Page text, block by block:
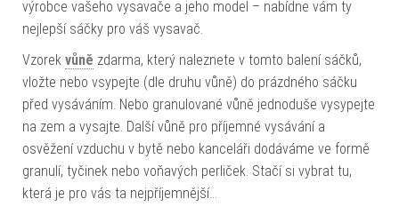
výrobce vašeho vysavače a jeho model – nabídne vám ty
nejlepší sáčky pro váš vysavač.
Vzorek vůně zdarma, který naleznete v tomto balení sáčků,
vložte nebo vsypejte (dle druhu vůně) do prázdného sáčku
před vysáváním. Nebo granulované vůně jednoduše vysypejte
na zem a vysajte. Další vůně pro příjemné vysávání a
osvěžení vzduchu v bytě nebo kanceláři dodáváme ve formě
granulí, tyčinek nebo voňavých perliček. Stačí si vybrat tu,
která je pro vás ta nejpříjemnější…